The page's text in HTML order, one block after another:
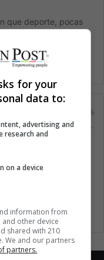
que deporte, pocas
Pero…
Deportes
Politica
for your
data to:
advertising and
research and
on a device
information from
other device
shared with 210
We and our partners
partners.